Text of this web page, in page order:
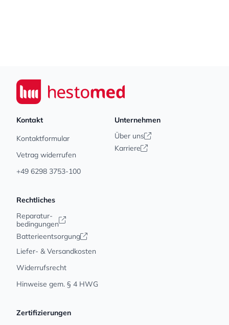
Seiwert GmbH
Kontakt
Kontaktformular
Vetrag widerrufen
+49 6298 3753-100
Unternehmen
Über uns
Karriere
Rechtliches
Reparatur-
bedingungen
Batterieentsorgung
Liefer- & Versandkosten
Widerrufsrecht
Hinweise gem. § 4 HWG
Zertifizierungen